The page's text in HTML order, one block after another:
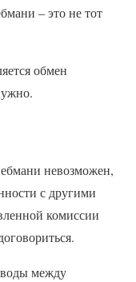
– это не тот
обмен
невозможен,
с другими
комиссии
между